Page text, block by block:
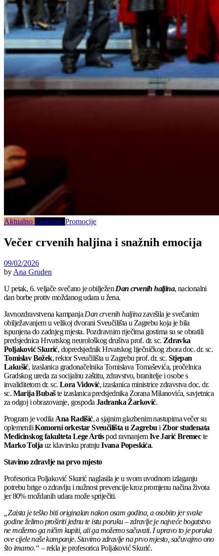
Aktualno Istaknuto Promocije
Večer crvenih haljina i snažnih emocija
09/02/2026
by Ana Gruden
U petak, 6. veljače svečano je obilježen Dan crvenih haljina, nacionalni
dan borbe protiv moždanog udara u žena.
Javnozdravstvena kampanja Dan crvenih haljinazavršila je svečanim
obilježavanjem u velikoj dvorani Sveučilišta u Zagrebu koja je bila
ispunjena do zadnjeg mjesta. Pozdravnim riječima gostima su se obratili
predsjednica Hrvatskog neurološkog društva prof. dr. sc. Zdravka
Poljaković Skurić, dopredsjednik Hrvatskog liječničkog zbora doc. dr. sc.
Tomislav Božek, rektor Sveučilišta u Zagrebu prof. dr. sc. Stjepan
Lakušić, izaslanica gradonačelnika Tomislava Tomaševića, pročelnica
Gradskog ureda za socijalnu zaštitu, zdravstvo, branitelje i osobe s
invaliditetom dr. sc. Lora Vidović, izaslanica ministrice zdravstva doc. dr.
sc. Marija Bubašte izaslanica predsjednika Zorana Milanovića, savjetnica
za odgoj i obrazovanje, gospođa Jadranka Žarković.
Program je vodila Ana Radišić, a sjajnim glazbenim nastupima večer su
oplemeniliKomorni orkestar Sveučilišta u Zagrebui Zbor studenata
Medicinskog fakulteta Lege Artispod ravnanjemIve Jarić Bremecte
Marko Tolja uz klavirsku pratnjuIvana Popeskića.
Stavimo zdravlje na prvo mjesto
Profesorica Poljaković Skurić naglasila je u svom uvodnom izlaganju
potrebu brige o zdravlju i nužnost prevencije kroz promjenu načina života
jer 80% moždanih udara može spriječiti.
„Zaista je teško biti originalan nakon osam godina, a osobito jer svake
godine želimo proširiti jednu te istu poruku – zdravlje je najveće bogatstvo
ne možemo ga ničim kupiti, ali ga možemo sačuvati. I upravo to je poruka
ove cijele naše kampanje. Stavimo zdravlje na prvo mjesto, sačuvajmo ono
što imamo.“ – rekla je profesorica Poljaković Skurić.